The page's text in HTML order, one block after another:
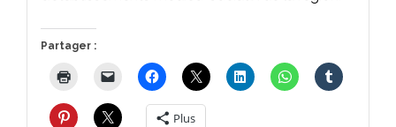
Partager :
Plus